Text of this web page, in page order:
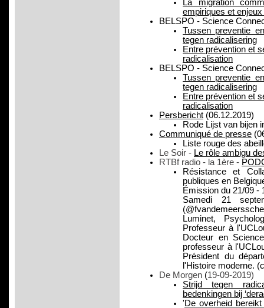
La migration
empiriques et
BELSPO - Science
Tussen preventie
tegen radicalisering
Entre prévention et
radicalisation
BELSPO - Science
Tussen preventie
tegen radicalisering
Entre prévention et
radicalisation
Persbericht (06.12.2019)
Rode Lijst van bijen
Communiqué de presse
Liste rouge des
Le Soir - Le rôle ambigu
RTBf radio - la 1ère -
Résistance et
publiques en
Émission du 21/09 -
Samedi 21
Luminet,
Professeur à
Docteur en
professeur à
Président du
l'Histoire moderne.
De Morgen (19-09-2019)
Strijd tegen
bedenkingen bij
'De overheid